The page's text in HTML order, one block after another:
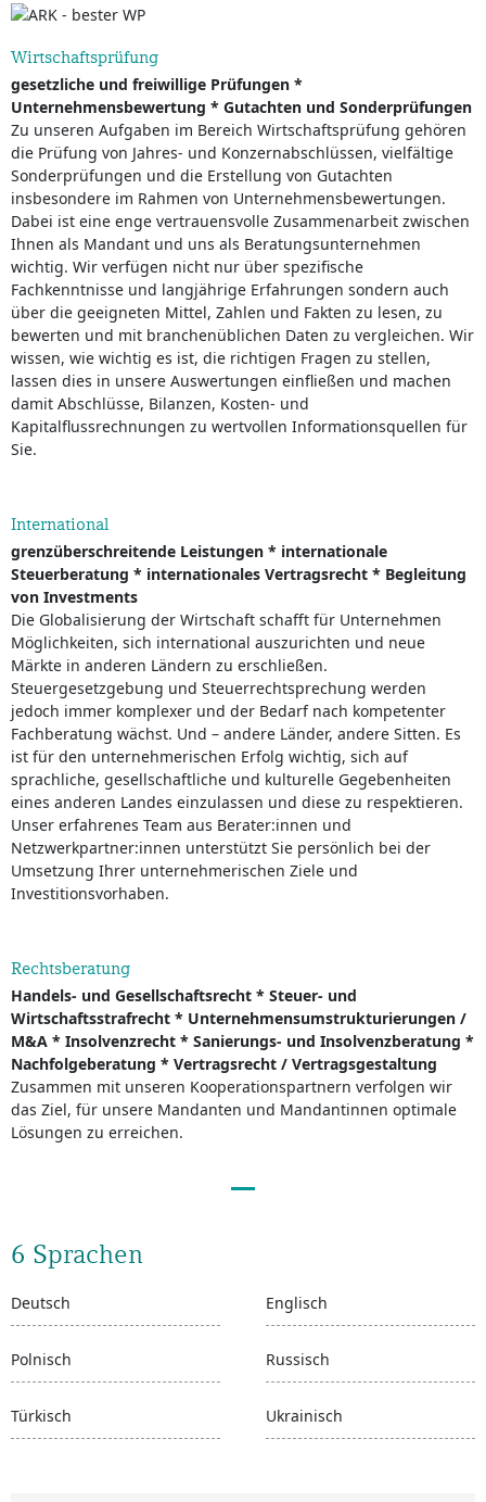
Wirtschaftsprüfung
gesetzliche und freiwillige Prüfungen *
Unternehmensbewertung * Gutachten und Sonderprüfungen
Zu unseren Aufgaben im Bereich Wirtschaftsprüfung gehören
die Prüfung von Jahres- und Konzernabschlüssen, vielfältige
Sonderprüfungen und die Erstellung von Gutachten
insbesondere im Rahmen von Unternehmensbewertungen.
Dabei ist eine enge vertrauensvolle Zusammenarbeit zwischen
Ihnen als Mandant und uns als Beratungsunternehmen
wichtig. Wir verfügen nicht nur über spezifische
Fachkenntnisse und langjährige Erfahrungen sondern auch
über die geeigneten Mittel, Zahlen und Fakten zu lesen, zu
bewerten und mit branchenüblichen Daten zu vergleichen. Wir
wissen, wie wichtig es ist, die richtigen Fragen zu stellen,
lassen dies in unsere Auswertungen einfließen und machen
damit Abschlüsse, Bilanzen, Kosten- und
Kapitalflussrechnungen zu wertvollen Informationsquellen für
Sie.
International
grenzüberschreitende Leistungen * internationale
Steuerberatung * internationales Vertragsrecht * Begleitung
von Investments
Die Globalisierung der Wirtschaft schafft für Unternehmen
Möglichkeiten, sich international auszurichten und neue
Märkte in anderen Ländern zu erschließen.
Steuergesetzgebung und Steuerrechtsprechung werden
jedoch immer komplexer und der Bedarf nach kompetenter
Fachberatung wächst. Und – andere Länder, andere Sitten. Es
ist für den unternehmerischen Erfolg wichtig, sich auf
sprachliche, gesellschaftliche und kulturelle Gegebenheiten
eines anderen Landes einzulassen und diese zu respektieren.
Unser erfahrenes Team aus Berater:innen und
Netzwerkpartner:innen unterstützt Sie persönlich bei der
Umsetzung Ihrer unternehmerischen Ziele und
Investitionsvorhaben.
Rechtsberatung
Handels- und Gesellschaftsrecht * Steuer- und
Wirtschaftsstrafrecht * Unternehmensumstrukturierungen /
M&A * Insolvenzrecht * Sanierungs- und Insolvenzberatung *
Nachfolgeberatung * Vertragsrecht / Vertragsgestaltung
Zusammen mit unseren Kooperationspartnern verfolgen wir
das Ziel, für unsere Mandanten und Mandantinnen optimale
Lösungen zu erreichen.
6 Sprachen
Deutsch Englisch
Polnisch Russisch
Türkisch Ukrainisch